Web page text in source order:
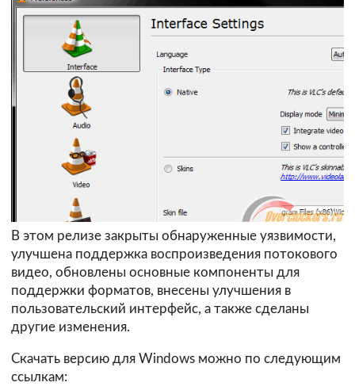
В этом релизе закрыты обнаруженные уязвимости,
улучшена поддержка воспроизведения потокового
видео, обновлены основные компоненты для
поддержки форматов, внесены улучшения в
пользовательский интерфейс, а также сделаны
другие изменения.
Скачать версию для Windows можно по следующим
ссылкам: